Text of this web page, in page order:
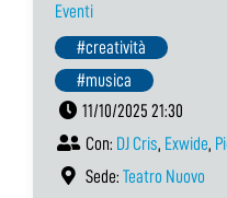
Eventi
#creatività
#musica
11/10/2025 21:30
Con: DJ Cris, Exwide,
Sede: Teatro Nuovo